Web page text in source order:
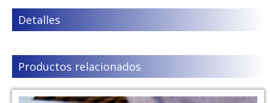
Detalles
Productos relacionados